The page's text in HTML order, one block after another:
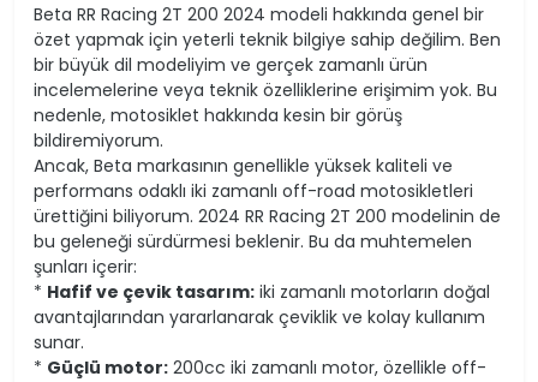
Beta RR Racing 2T 200 2024 modeli hakkında genel bir
özet yapmak için yeterli teknik bilgiye sahip değilim. Ben
bir büyük dil modeliyim ve gerçek zamanlı ürün
incelemelerine veya teknik özelliklerine erişimim yok. Bu
nedenle, motosiklet hakkında kesin bir görüş
bildiremiyorum.
Ancak, Beta markasının genellikle yüksek kaliteli ve
performans odaklı iki zamanlı off-road motosikletleri
ürettiğini biliyorum. 2024 RR Racing 2T 200 modelinin de
bu geleneği sürdürmesi beklenir. Bu da muhtemelen
şunları içerir:
* Hafif ve çevik tasarım: iki zamanlı motorların doğal
avantajlarından yararlanarak çeviklik ve kolay kullanım
sunar.
* Güçlü motor: 200cc iki zamanlı motor, özellikle off-